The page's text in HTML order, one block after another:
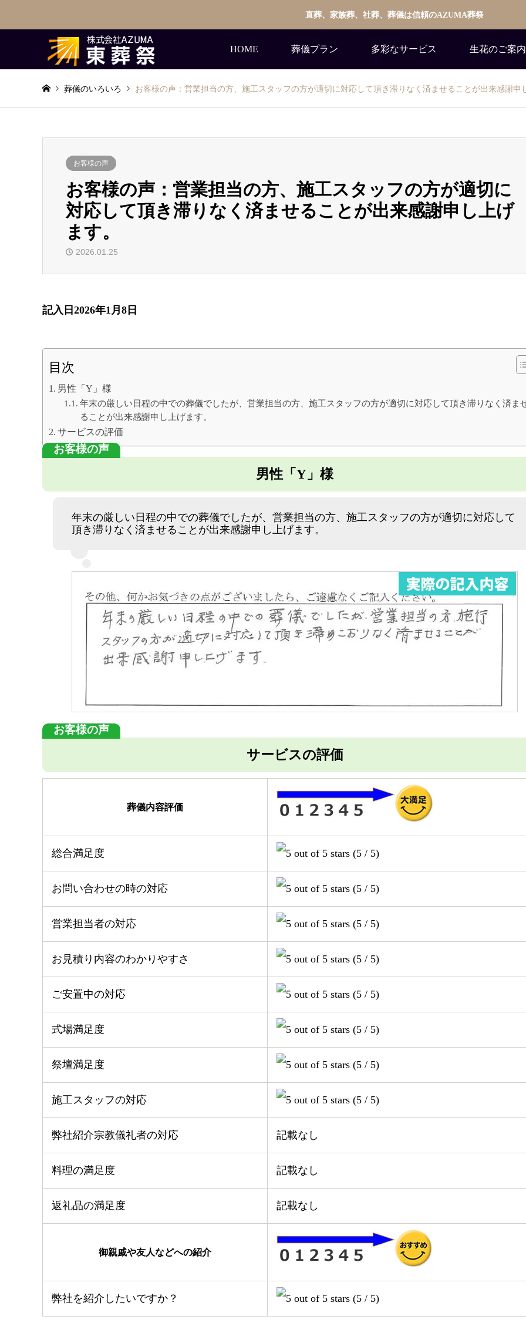
直葬、家族葬、社葬、葬儀は信頼のAZUMA葬祭
HOME 葬儀プラン 多彩なサービス 生花のご案内
葬儀のいろいろ お客様の声：営業担当の方、施工スタッフの方が適切に対応して頂き滞りなく済ませることが出来感謝申
お客様の声
お客様の声：営業担当の方、施工スタッフの方が適切に
対応して頂き滞りなく済ませることが出来感謝申し上げ
ます。
2026.01.25
記入日2026年1月8日
目次
男性「Y」様
年末の厳しい日程の中での葬儀でしたが、営業担当の方、施工スタッフの方が適切に対応して頂き滞りなく済ま
ることが出来感謝申し上げます。
サービスの評価
男性「Y」様
年末の厳しい日程の中での葬儀でしたが、営業担当の方、施工スタッフの方が適切に対応して
頂き滞りなく済ませることが出来感謝申し上げます。
サービスの評価
葬儀内容評価
総合満足度 (5 / 5)
お問い合わせの時の対応 (5 / 5)
営業担当者の対応 (5 / 5)
お見積り内容のわかりやすさ (5 / 5)
ご安置中の対応 (5 / 5)
式場満足度 (5 / 5)
祭壇満足度 (5 / 5)
施工スタッフの対応 (5 / 5)
弊社紹介宗教儀礼者の対応 記載なし
料理の満足度 記載なし
返礼品の満足度 記載なし
御親戚や友人などへの紹介
弊社を紹介したいですか？ (5 / 5)